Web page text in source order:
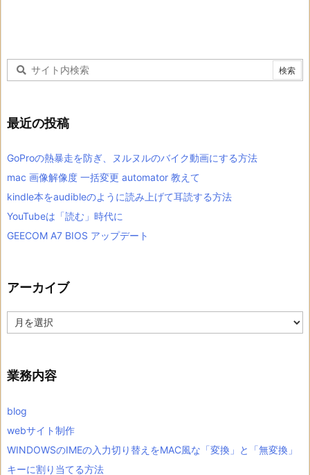
最近の投稿
GoProの熱暴走を防ぎ、ヌルヌルのバイク動画にする方法
mac 画像解像度 一括変更 automator 教えて
kindle本をaudibleのように読み上げて耳読する方法
YouTubeは「読む」時代に
GEECOM A7 BIOS アップデート
アーカイブ
ー
ブ
業務内容
blog
webサイト制作
WINDOWSのIMEの入力切り替えをMAC風な「変換」と「無変換」
キーに割り当てる方法